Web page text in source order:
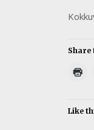
Share
Like